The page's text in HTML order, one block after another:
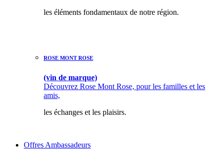
les éléments fondamentaux de notre région.
ROSE MONT ROSE
(vin de marque)
Découvrez Rose Mont Rose, pour les familles et les
amis,
les échanges et les plaisirs.
Offres Ambassadeurs